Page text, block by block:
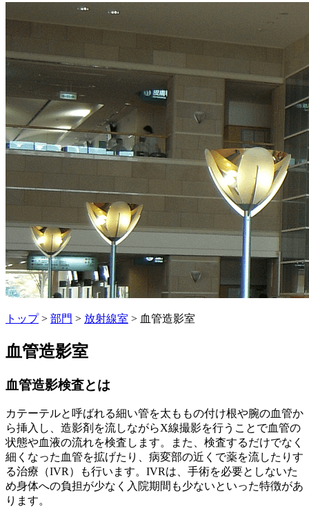
トップ> 部門 > 放射線室 > 血管造影室
血管造影室­
血管造影検査とは
カテーテルと呼ばれる細い管を太ももの付け根や腕の血管か
ら挿入し、造影剤を流しながらX線撮影を行うことで血管の
状態や血液の流れを検査します。また、検査するだけでなく
細くなった血管を拡げたり、病変部の近くで薬を流したりす
る治療（IVR）も行います。IVRは、手術を必要としないた
め身体への負担が少なく入院期間も少ないといった特徴があ
ります。